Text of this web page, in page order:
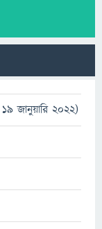
জানুয়ারি 2022)